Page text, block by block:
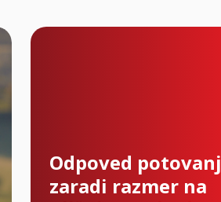
Odpoved potovanj
zaradi razmer na